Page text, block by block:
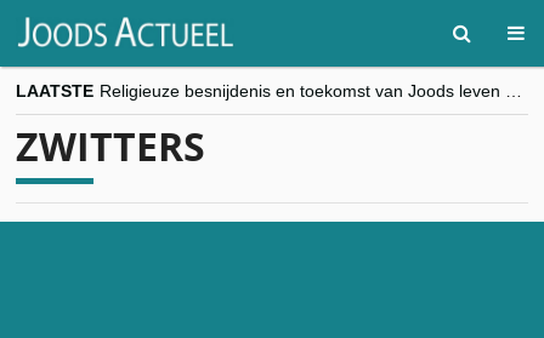
LAATSTE
“Besnijdenisdebat toont hoe moeilijk seculiere Westen minderheden begrijpt”, Jinnih Beels (Vooruit)
ZWITTERS